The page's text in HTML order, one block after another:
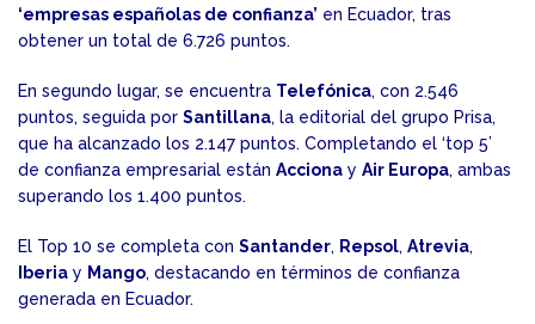
‘empresas españolas de confianza’ en Ecuador, tras
obtener un total de 6.726 puntos.
En segundo lugar, se encuentra Telefónica, con 2.546
puntos, seguida por Santillana, la editorial del grupo Prisa,
que ha alcanzado los 2.147 puntos. Completando el ‘top 5’
de confianza empresarial están Acciona y Air Europa, ambas
superando los 1.400 puntos.
El Top 10 se completa con Santander, Repsol, Atrevia,
Iberia y Mango, destacando en términos de confianza
generada en Ecuador.